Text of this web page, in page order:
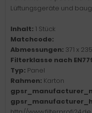
Lüftungsgeräte und
Inhalt: 1 Stück
Matchcode:
Abmessungen: 371 x
Filterklasse nach
Typ: Panel
Rahmen: Karton